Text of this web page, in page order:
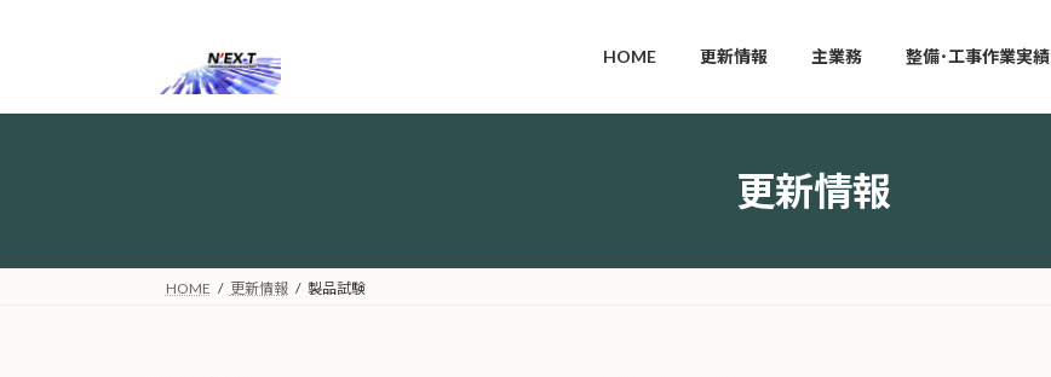
プ
動
HOME 更新情報 主業務 整備･工事作業実績
更新情報
HOME 更新情報 製品試験